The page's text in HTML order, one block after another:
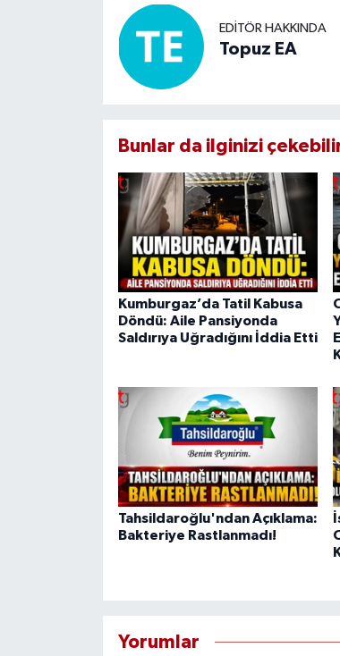
EDITÖR HAKKINDA
Topuz EA
Bunlar da ilginizi
Kumburgaz’da Tatil Kabusa
Döndü: Aile Pansiyonda
Saldırıya Uğradığını İddia Etti
Tahsildaroğlu'ndan Açıklama:
Bakteriye Rastlanmadı!
Yorumlar